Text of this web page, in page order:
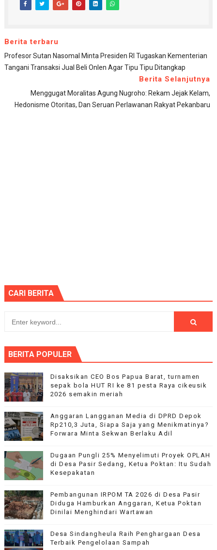
Berita terbaru
Profesor Sutan Nasomal Minta Presiden RI Tugaskan Kementerian
Tangani Transaksi Jual Beli Onlen Agar Tipu Tipu Ditangkap
Berita Selanjutnya
Menggugat Moralitas Agung Nugroho: Rekam Jejak Kelam,
Hedonisme Otoritas, Dan Seruan Perlawanan Rakyat Pekanbaru
CARI BERITA
BERITA POPULER
Disaksikan CEO Bos Papua Barat, turnamen
sepak bola HUT RI ke 81 pesta Raya cikeusik
2026 semakin meriah
Anggaran Langganan Media di DPRD Depok
Rp210,3 Juta, Siapa Saja yang Menikmatinya?
Forwara Minta Sekwan Berlaku Adil
Dugaan Pungli 25% Menyelimuti Proyek OPLAH
di Desa Pasir Sedang, Ketua Poktan: Itu Sudah
Kesepakatan
Pembangunan IRPOM TA 2026 di Desa Pasir
Diduga Hamburkan Anggaran, Ketua Poktan
Dinilai Menghindari Wartawan
‎Desa Sindangheula Raih Penghargaan Desa
Terbaik Pengelolaan Sampah